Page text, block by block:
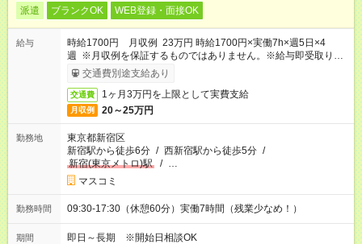
派遣 ブランクOK WEB登録・面接OK
給与
時給1700円 月収例 23万円 時給1700円×実働7h×週5日×4
週 ※月収例を保証するものではありません。※給与即受取りサ
ービス利用可（利用条件有）
交通費別途支給あり
交通費 1ヶ月3万円を上限として実費支給
月収例 20～25万円
勤務地
東京都新宿区
新宿駅から徒歩6分 / 西新宿駅から徒歩5分 /
新宿(東京メトロ)駅
/ …
マスコミ
勤務時間 09:30-17:30（休憩60分）実働7時間（残業少なめ！）
期間 即日～長期 ※開始日相談OK